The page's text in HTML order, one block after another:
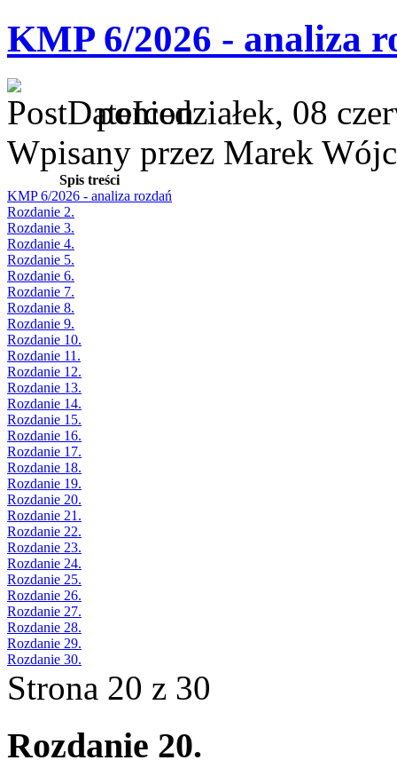
KMP 6/2026 - analiza
poniedziałek, 08
Wpisany przez Marek
Spis treści
KMP 6/2026 - analiza rozdań
Rozdanie 2.
Rozdanie 3.
Rozdanie 4.
Rozdanie 5.
Rozdanie 6.
Rozdanie 7.
Rozdanie 8.
Rozdanie 9.
Rozdanie 10.
Rozdanie 11.
Rozdanie 12.
Rozdanie 13.
Rozdanie 14.
Rozdanie 15.
Rozdanie 16.
Rozdanie 17.
Rozdanie 18.
Rozdanie 19.
Rozdanie 20.
Rozdanie 21.
Rozdanie 22.
Rozdanie 23.
Rozdanie 24.
Rozdanie 25.
Rozdanie 26.
Rozdanie 27.
Rozdanie 28.
Rozdanie 29.
Rozdanie 30.
Strona 20 z 30
Rozdanie 20.